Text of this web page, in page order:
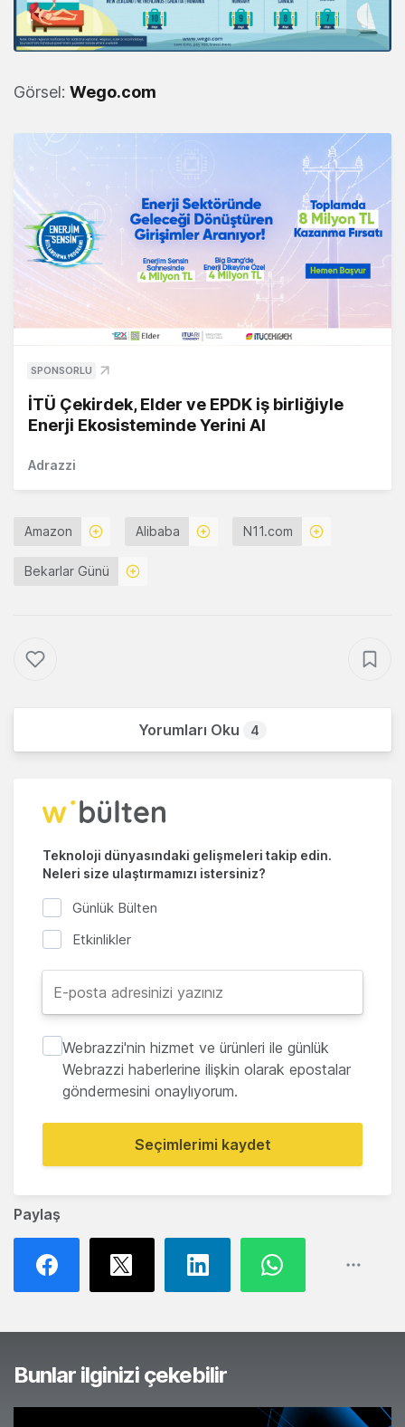
Paylaş
Görsel: Wego.com
SPONSORLU
İTÜ Çekirdek, Elder ve EPDK iş birliğiyle
Enerji Ekosisteminde Yerini Al
Adrazzi
Amazon Alibaba N11.com
Bekarlar Günü
Yorumları Oku 4
Teknoloji dünyasındaki gelişmeleri takip edin.
Neleri size ulaştırmamızı istersiniz?
Günlük Bülten
Etkinlikler
Webrazzi'nin hizmet ve ürünleri ile günlük
Webrazzi haberlerine ilişkin olarak epostalar
göndermesini onaylıyorum.
Seçimlerimi kaydet
Bunlar ilginizi çekebilir